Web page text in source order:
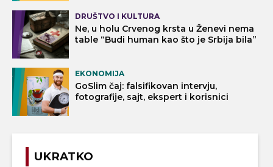
DRUŠTVO I KULTURA
Ne, u holu Crvenog krsta u Ženevi nema
table “Budi human kao što je Srbija bila”
EKONOMIJA
GoSlim čaj: falsifikovan intervju,
fotografije, sajt, ekspert i korisnici
UKRATKO